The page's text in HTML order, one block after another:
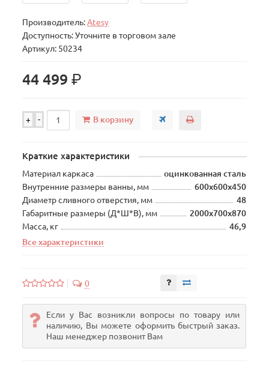
Производитель:Atesy
Доступность: Уточните в торговом зале
Артикул: 50234
44 499р.
+ - В корзину
Краткие характеристики
Материал каркаса
оцинкованная сталь
Внутренние размеры ванны, мм
600х600х450
Диаметр сливного отверстия, мм
48
Габаритные размеры (Д*Ш*В), мм
2000х700х870
Масса, кг
46,9
Все характеристики
0
Если у Вас возникли вопросы по товару или
наличию, Вы можете оформить быстрый заказ.
Наш менеджер позвонит Вам